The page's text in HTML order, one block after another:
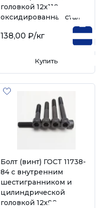
головкой 12х110,
оксидированная сталь
138,00 ₽/кг
Купить
Болт (винт) ГОСТ 11738-
84 с внутренним
шестигранником и
цилиндрической
головкой 12х90,